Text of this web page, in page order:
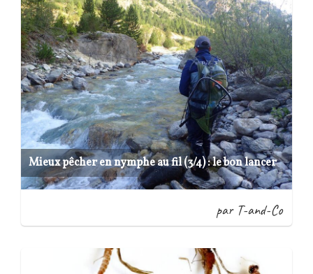
Mieux pêcher en nymphe au fil (3/4) : le bon lancer
par T-and-Co